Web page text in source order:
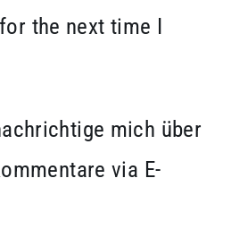
the next time I
mich über
via E-